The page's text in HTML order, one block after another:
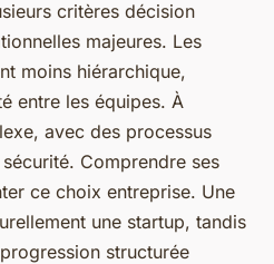
critères décision
majeures. Les
moins hiérarchique,
entre les équipes. À
avec des processus
Comprendre ses
ce choix entreprise. Une
une startup, tandis
structurée